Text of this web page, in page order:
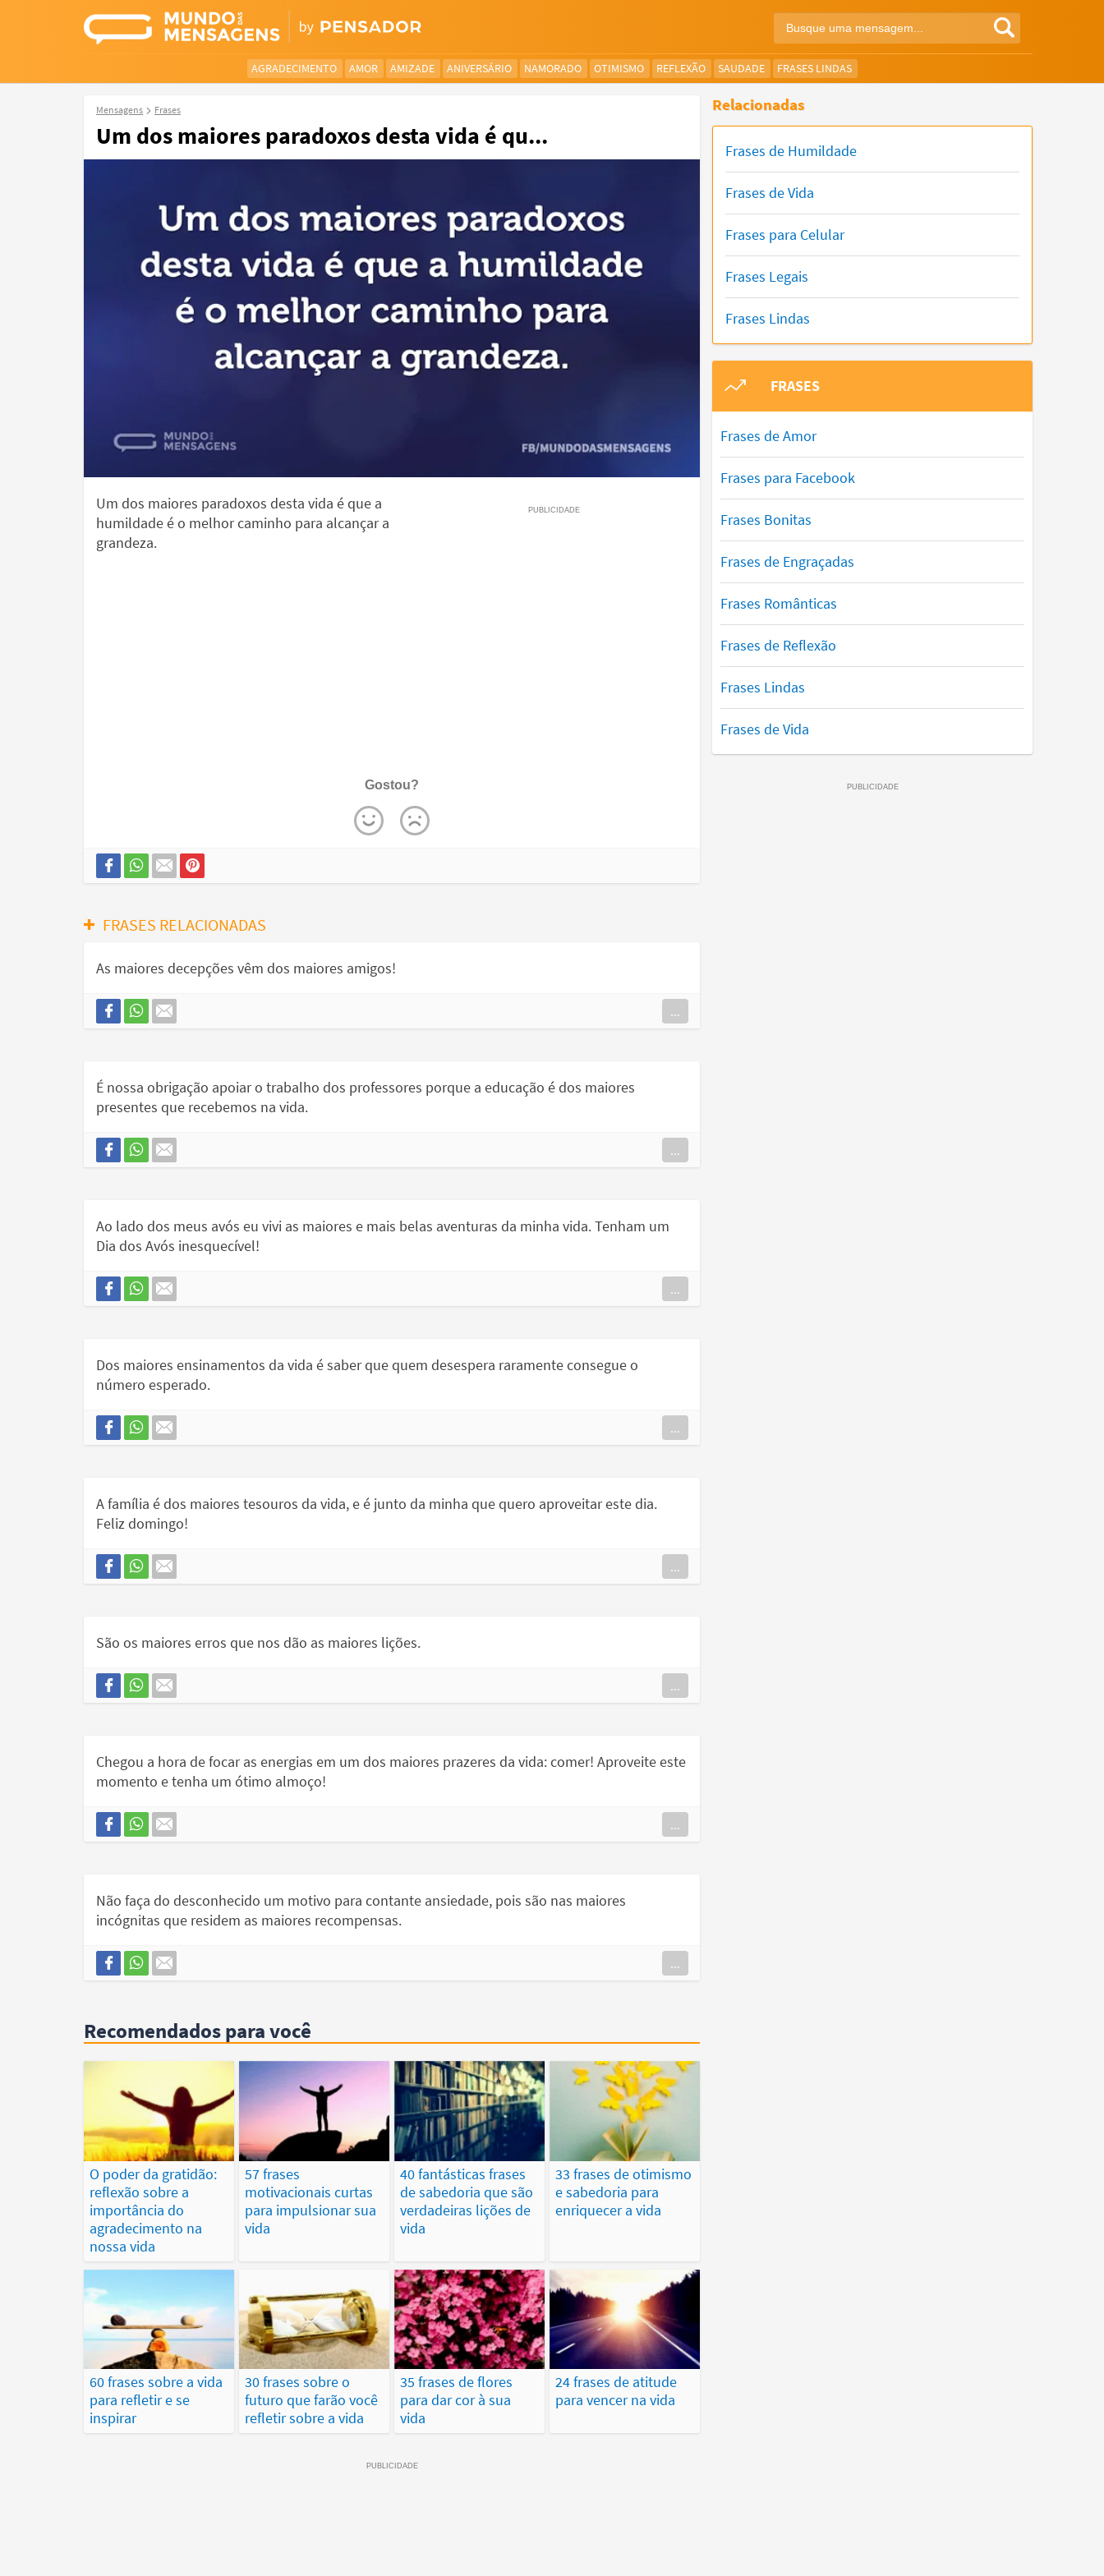
AGRADECIMENTO AMOR AMIZADE ANIVERSÁRIO NAMORADO OTIMISMO REFLEXÃO SAUDADE FRASES LINDAS
Mensagens Frases
Um dos maiores paradoxos desta vida é qu...
Um dos maiores paradoxos desta vida é que a
humildade é o melhor caminho para alcançar a
grandeza.
Gostou?
FRASES RELACIONADAS
As maiores decepções vêm dos maiores amigos!
...
É nossa obrigação apoiar o trabalho dos professores porque a educação é dos maiores
presentes que recebemos na vida.
...
Ao lado dos meus avós eu vivi as maiores e mais belas aventuras da minha vida. Tenham um
Dia dos Avós inesquecível!
...
Dos maiores ensinamentos da vida é saber que quem desespera raramente consegue o
número esperado.
...
A família é dos maiores tesouros da vida, e é junto da minha que quero aproveitar este dia.
Feliz domingo!
...
São os maiores erros que nos dão as maiores lições.
...
Chegou a hora de focar as energias em um dos maiores prazeres da vida: comer! Aproveite este
momento e tenha um ótimo almoço!
...
Não faça do desconhecido um motivo para contante ansiedade, pois são nas maiores
incógnitas que residem as maiores recompensas.
...
Recomendados para você
O poder da gratidão:
reflexão sobre a
importância do
agradecimento na
nossa vida
57 frases
motivacionais curtas
para impulsionar sua
vida
40 fantásticas frases
de sabedoria que são
verdadeiras lições de
vida
33 frases de otimismo
e sabedoria para
enriquecer a vida
60 frases sobre a vida
para refletir e se
inspirar
30 frases sobre o
futuro que farão você
refletir sobre a vida
35 frases de flores
para dar cor à sua
vida
24 frases de atitude
para vencer na vida
Relacionadas
Frases de Humildade
Frases de Vida
Frases para Celular
Frases Legais
Frases Lindas
FRASES
Frases de Amor
Frases para Facebook
Frases Bonitas
Frases de Engraçadas
Frases Românticas
Frases de Reflexão
Frases Lindas
Frases de Vida